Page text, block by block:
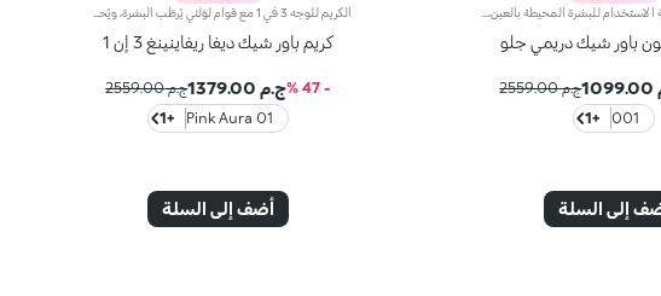
p>ماسكات أحادية الاستخدام للبشرة المحيطة بالعين، مع قوام هيدروجِل بلمسة لؤلؤية. دلّلي نفسك مع هذا المنتج الثوري وعزّزي إشراق عينيك.مزايا فريدة ترتقي بنظام العناية ببشرتك:- يتمتّع بتركيبة معزّزة بخلاصة الليمون والفيتامين سي وحمض الهيالورونيك- يثبت بشكل مثالي على المنطقة المحيطة بالعين ويمنحها شعوراً فوريّاً بالانتعاش- يتمتّع بقوام مريح وخفيف يسهل تطبيقه ويثبت بسهولة في مكانه، كما يعمل على تعزيز إشراق المنطقة المحيطة بالعين من دون أن يترك عليها ملمساً دهنياً- يناسب جميع أنواع البشرة، الجافة والعادية والمختلطة- يأتي في حزمة أنيقة تضمّ 32 ماسكاً أحادي الاستخدام مع سباتولا تتيح إزالته بسهولة
باور شيك دريمي جلو
ج.م 2559.00
001
+1
إلى السلة
كريم باور شيك ديفا ريفاينينغ 3 إن 1
- 47 % ج.م 1379.00
ج.م 2559.00
01 Pink Aura
+1
أضف إلى السلة